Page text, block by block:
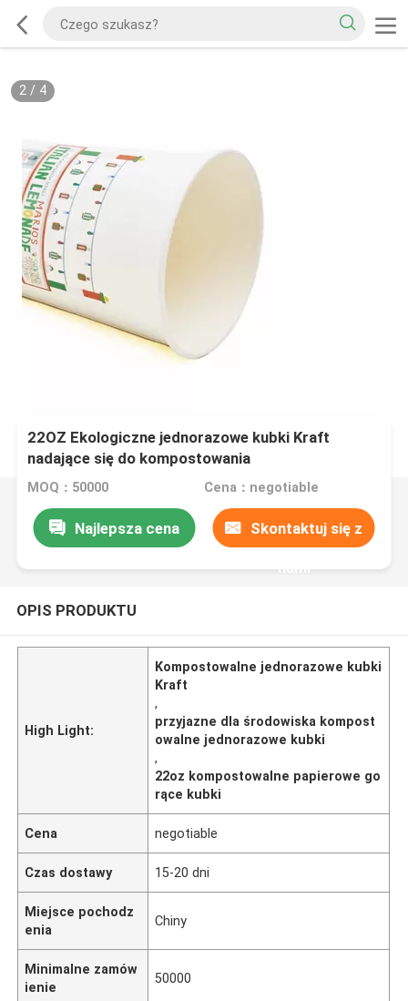
2/ 4
22OZ Ekologiczne jednorazowe kubki Kraft
nadające się do kompostowania
MOQ：50000 Cena：negotiable
Najlepsza cena Skontaktuj się z
nami
OPIS PRODUKTU
High Light:
Kompostowalne jednorazowe kubki
Kraft
,
przyjazne dla środowiska kompost
owalne jednorazowe kubki
,
22oz kompostowalne papierowe go
rące kubki
Cena negotiable
Czas dostawy 15-20 dni
Miejsce pochodz
enia
Chiny
Minimalne zamów
ienie
50000